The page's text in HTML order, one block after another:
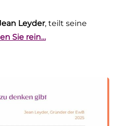
Leyder, teilt seine
Sie rein…